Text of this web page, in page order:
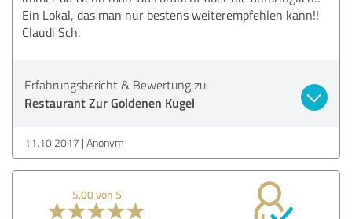
Ein Lokal, das man nur bestens weiterempfehlen kann!!
Claudi Sch.
Erfahrungsbericht & Bewertung zu:
Restaurant Zur Goldenen Kugel
11.10.2017 Anonym
5,00 von 5